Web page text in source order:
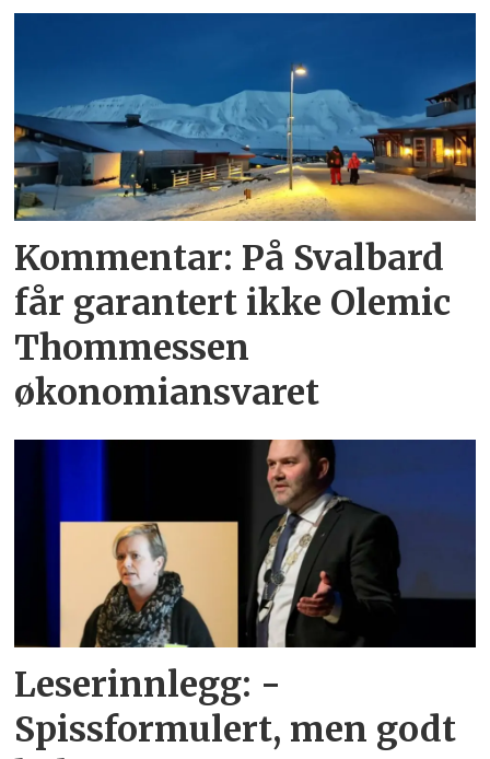
Kommentar: På Svalbard
får garantert ikke Olemic
Thommessen
økonomiansvaret
Leserinnlegg: -
Spissformulert, men godt